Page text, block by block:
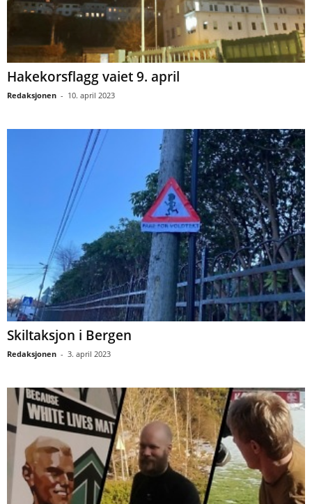
Hakekorsflagg vaiet 9. april
Redaksjonen - 10. april 2023
Skiltaksjon i Bergen
Redaksjonen - 3. april 2023